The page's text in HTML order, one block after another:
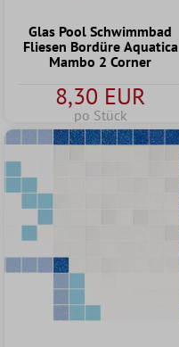
Glas Pool Schwimmbad
Fliesen Bordüre Aquatica
Mambo 2 Corner
8,30 EUR
po Stück